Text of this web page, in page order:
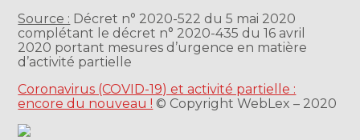
Source : Décret n° 2020-522 du 5 mai 2020
complétant le décret n° 2020-435 du 16 avril
2020 portant mesures d’urgence en matière
d’activité partielle
Coronavirus (COVID-19) et activité partielle :
encore du nouveau ! © Copyright WebLex – 2020